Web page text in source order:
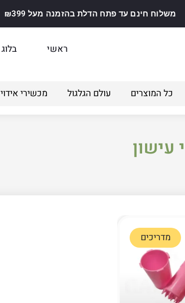
משלוח חינם עד פתח הדלת בהזמנה מעל ₪399
ראשי בלוג
כל המוצרים עולם הגלגול מכשירי אידוי
עישון
מדריכים